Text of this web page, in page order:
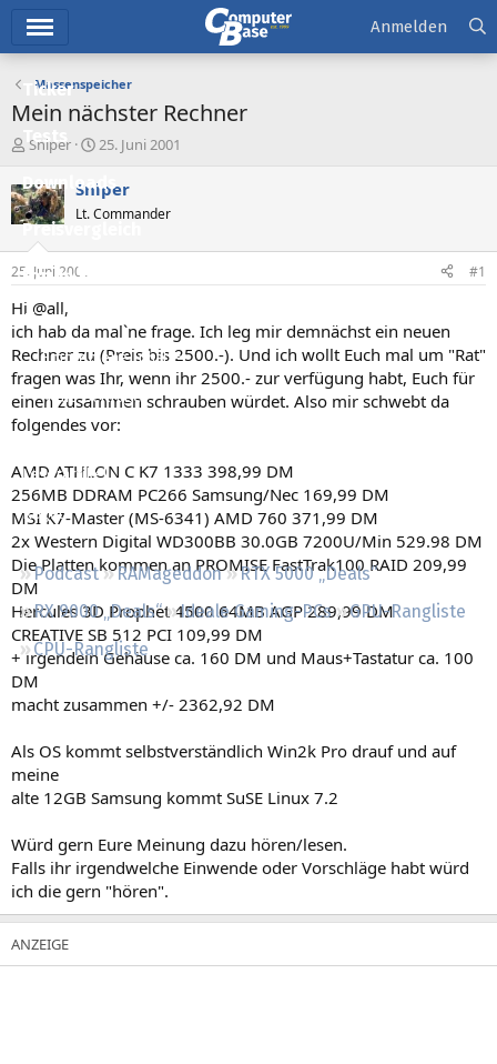
Ticker
Tests
Downloads
Preisvergleich
Forum
Aktuelles
Empfohlene Inhalte
Neue Beiträge
Neueste Aktivitäten
Leserartikel
Regeln
Podcast RAMageddon
RTX 5000 „Deals“
RX 9000 „Deals“
Ideale Gaming-PCs
GPU-Rangliste
CPU-Rangliste
Anmelden
Massenspeicher
Mein nächster Rechner
E
s
t
e
e
Sniper
E
s
t
e
t
25. Juni 2001
Sniper
Lt. Commander
25. Juni 2001 #1
Hi @all,
ich hab da mal`ne frage. Ich leg mir demnächst ein neuen
Rechner zu (Preis bis 2500.-). Und ich wollt Euch mal um "Rat"
fragen was Ihr, wenn ihr 2500.- zur verfügung habt, Euch für
einen zusammen schrauben würdet. Also mir schwebt da
folgendes vor:
AMD ATHLON C K7 1333 398,99 DM
256MB DDRAM PC266 Samsung/Nec 169,99 DM
MSI K7-Master (MS-6341) AMD 760 371,99 DM
2x Western Digital WD300BB 30.0GB 7200U/Min 529.98 DM
Die Platten kommen an PROMISE FastTrak100 RAID 209,99
DM
Hercules 3D Prophet 4500 64MB AGP 289,99 DM
CREATIVE SB 512 PCI 109,99 DM
+ irgendein Gehäuse ca. 160 DM und Maus+Tastatur ca. 100
DM
macht zusammen +/- 2362,92 DM
Als OS kommt selbstverständlich Win2k Pro drauf und auf
meine
alte 12GB Samsung kommt SuSE Linux 7.2
Würd gern Eure Meinung dazu hören/lesen.
Falls ihr irgendwelche Einwende oder Vorschläge habt würd
ich die gern "hören".